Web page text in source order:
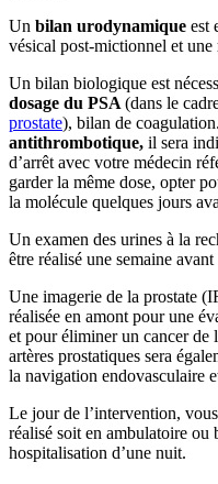
Un bilan urodynamique est
vésical post-mictionnel et une
Un bilan biologique est
dosage du PSA (dans le
prostate), bilan de
antithrombotique, il sera
d’arrêt avec votre médecin
garder la même dose, opter
la molécule quelques jours
Un examen des urines à la
être réalisé une semaine
Une imagerie de la prostate
réalisée en amont pour une
et pour éliminer un cancer de
artères prostatiques sera
la navigation endovasculaire
Le jour de l’intervention,
réalisé soit en ambulatoire ou
hospitalisation d’une nuit.